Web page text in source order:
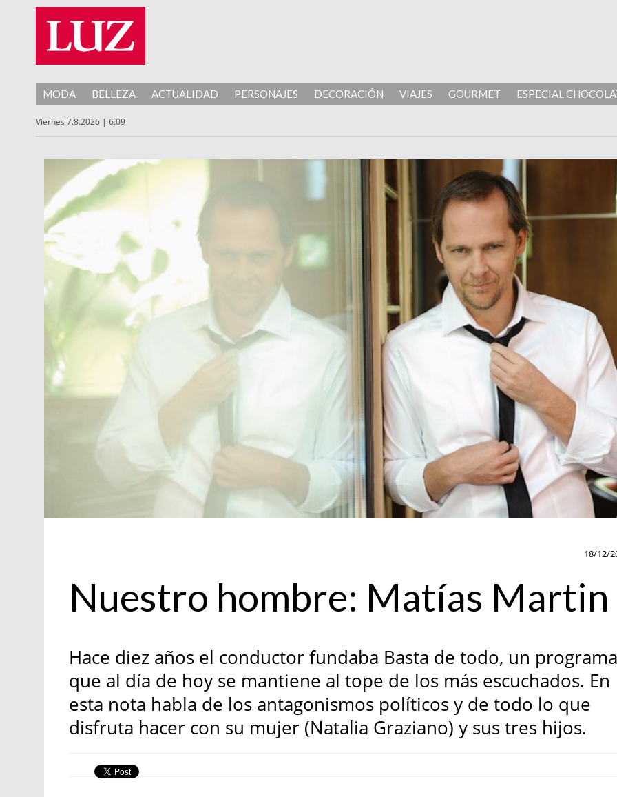
MODA BELLEZA ACTUALIDAD PERSONAJES DECORACIÓN VIAJES GOURMET ESPECIAL
Viernes 7.8.2026 | 6:09
18/12/
Nuestro hombre: Matías Martin
Hace diez años el conductor fundaba Basta de todo, un
que al día de hoy se mantiene al tope de los más escuchados. En
esta nota habla de los antagonismos políticos y de todo lo que
disfruta hacer con su mujer (Natalia Graziano) y sus tres hijos.